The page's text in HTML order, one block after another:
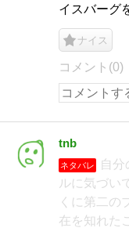
イスバーグ
ナイス
コメント(0)
tnb
ネタバレ
自分
ルに気づい
くに第二の
在を知れた